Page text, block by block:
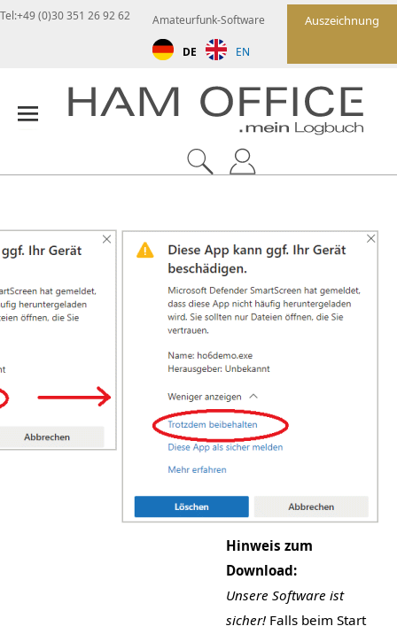
Auszeichnung
Amateurfunk-Software
DE EN
Tel:+49 (0)30 351 26 92 62
Hinweis zum
Download:
Unsere Software ist
sicher!Falls beim Start